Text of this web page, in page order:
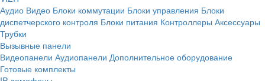
Аудио Видео Блоки коммутации Блоки управления Блоки
диспетчерского контроля Блоки питания Контроллеры Аксессуары
Трубки
Вызывные панели
Видеопанели Аудиопанели Дополнительное оборудование
Готовые комплекты